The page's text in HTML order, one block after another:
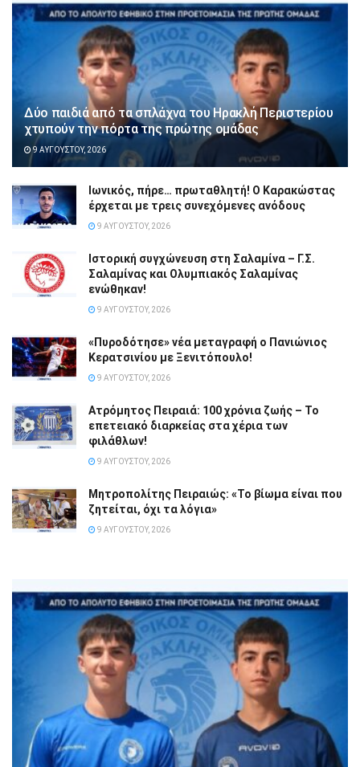
Δύο παιδιά από τα σπλάχνα του Ηρακλή Περιστερίου
χτυπούν την πόρτα της πρώτης ομάδας
9 ΑΥΓΟΎΣΤΟΥ, 2026
Ιωνικός, πήρε… πρωταθλητή! Ο Καρακώστας
έρχεται με τρεις συνεχόμενες ανόδους
9 ΑΥΓΟΎΣΤΟΥ, 2026
Ιστορική συγχώνευση στη Σαλαμίνα – Γ.Σ.
Σαλαμίνας και Ολυμπιακός Σαλαμίνας
ενώθηκαν!
9 ΑΥΓΟΎΣΤΟΥ, 2026
«Πυροδότησε» νέα μεταγραφή ο Πανιώνιος
Κερατσινίου με Ξενιτόπουλο!
9 ΑΥΓΟΎΣΤΟΥ, 2026
Ατρόμητος Πειραιά: 100 χρόνια ζωής – Το
επετειακό διαρκείας στα χέρια των
φιλάθλων!
9 ΑΥΓΟΎΣΤΟΥ, 2026
Μητροπολίτης Πειραιώς: «Το βίωμα είναι που
ζητείται, όχι τα λόγια»
9 ΑΥΓΟΎΣΤΟΥ, 2026